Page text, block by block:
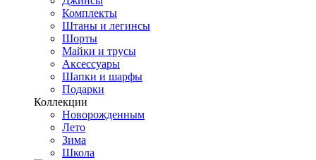
Комплекты
Штаны и легинсы
Шорты
Майки и трусы
Аксессуары
Шапки и шарфы
Подарки
Коллекции
Новорожденным
Лето
Зима
Школа